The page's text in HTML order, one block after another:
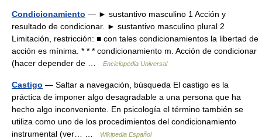
Condicionamiento — ► sustantivo masculino 1 Acción y
resultado de condicionar. ► sustantivo masculino plural 2
Limitación, restricción: ■ con tales condicionamientos la libertad de
acción es mínima. * * * condicionamiento m. Acción de condicionar
(hacer depender de …
Enciclopedia Universal
Castigo — Saltar a navegación, búsqueda El castigo es la
práctica de imponer algo desagradable a una persona que ha
hecho algo inconveniente. En psicología el término también se
utiliza como uno de los procedimientos del condicionamiento
instrumental (ver… …
Wikipedia Español